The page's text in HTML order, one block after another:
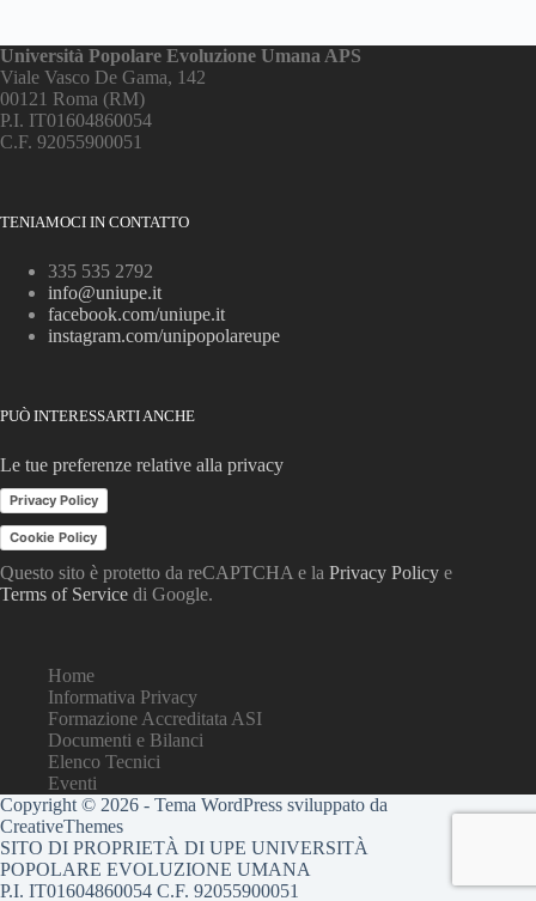
Università Popolare Evoluzione Umana APS
Viale Vasco De Gama, 142
00121 Roma (RM)
P.I. IT01604860054
C.F. 92055900051
TENIAMOCI IN CONTATTO
335 535 2792
info@uniupe.it
facebook.com/uniupe.it
instagram.com/unipopolareupe
PUÒ INTERESSARTI ANCHE
Le tue preferenze relative alla privacy
Privacy Policy
Cookie Policy
Questo sito è protetto da reCAPTCHA e la Privacy Policy e
Terms of Service di Google.
Home
Informativa Privacy
Formazione Accreditata ASI
Documenti e Bilanci
Elenco Tecnici
Eventi
Copyright © 2026 - Tema WordPress sviluppato da
CreativeThemes
SITO DI PROPRIETÀ DI UPE UNIVERSITÀ
POPOLARE EVOLUZIONE UMANA
P.I. IT01604860054 C.F. 92055900051